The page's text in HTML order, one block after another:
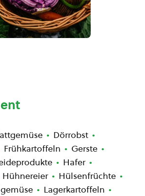
Dörrobst
Frühkartoffeln
Gerste
Hafer
Hühnereier
Hülsenfrüchte
Lagerkartoffeln